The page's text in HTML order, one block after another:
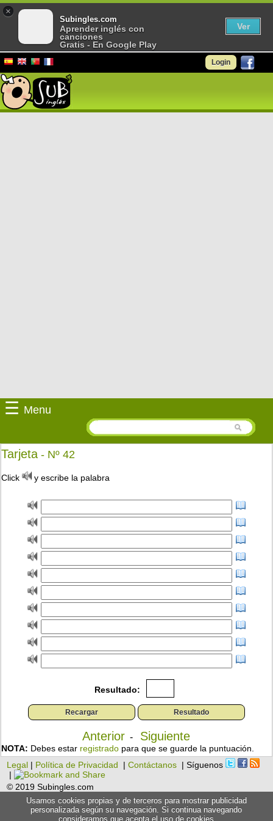
Login
☰ Menu
Tarjeta- Nº 42
Click y escribe la palabra
Resultado:
Anterior - Siguiente
NOTA: Debes estar registrado para que se guarde la puntuación.
Legal | Política de Privacidad |Contáctanos | Síguenos
|
© 2019 Subingles.com
Usamos cookies propias y de terceros para mostrar publicidad
personalizada según su navegación. Si continua navegando
consideramos que acepta el uso de cookies
×
Subingles.com
Aprender inglés con
canciones
Gratis - En Google Play
Ver